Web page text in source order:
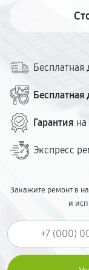
Бесплатная
Бесплатная
Гарантия
Экспресс
Закажите ремонт в
и